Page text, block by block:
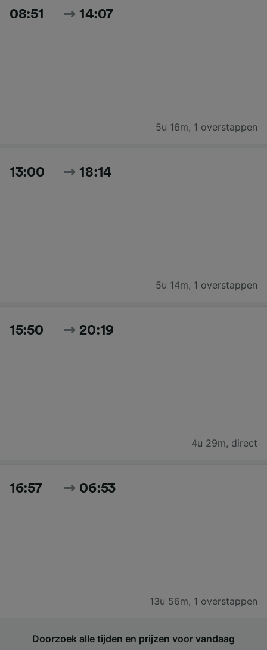
08:51 14:07
5u 16m, 1 overstappen
13:00 18:14
5u 14m, 1 overstappen
15:50 20:19
4u 29m, direct
16:57 06:53
13u 56m, 1 overstappen
Doorzoek alle tijden en prijzen voor vandaag